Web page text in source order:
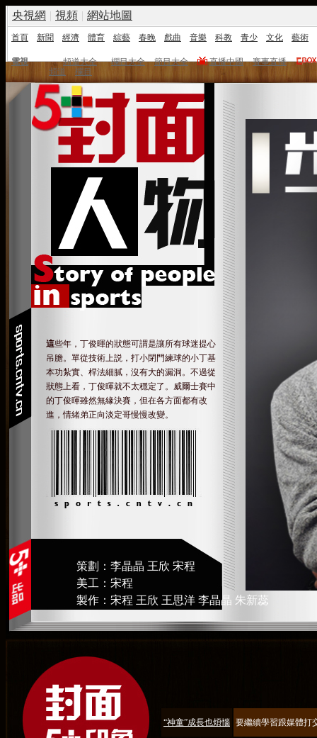
央視網 | 視頻 | 網站地圖
首頁 新聞 經濟 體育 綜藝 春晚 戲曲 音樂 科教 青少 文化 藝術
電視 頻道大全 欄目大全 節目大全 直播中國
賽事直播
頻道
欄目
這些年，丁俊暉的狀態可謂是讓所有球迷提心
吊膽。單從技術上説，打小閉門練球的小丁基
本功紮實、桿法細膩，沒有大的漏洞。不過從
狀態上看，丁俊暉就不太穩定了。威爾士賽中
的丁俊暉雖然無緣決賽，但在各方面都有改
進，情緒弟正向淡定哥慢慢改變。
策劃：李晶晶 王欣 宋程
美工：宋程
製作：宋程 王欣 王思洋 李晶晶 朱新蕊
“神童”成長也煩惱 要繼續學習跟媒體打